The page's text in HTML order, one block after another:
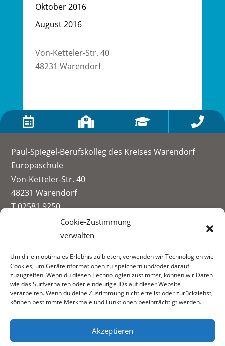
Cookie-Zustimmung
verwalten
Um dir ein optimales Erlebnis zu bieten, verwenden wir Technologien wie
Cookies, um Geräteinformationen zu speichern und/oder darauf
zuzugreifen. Wenn du diesen Technologien zustimmst, können wir Daten
wie das Surfverhalten oder eindeutige IDs auf dieser Website
verarbeiten. Wenn du deine Zustimmung nicht erteilst oder zurückziehst,
können bestimmte Merkmale und Funktionen beeinträchtigt werden.
Akzeptieren
Oktober 2016
August 2016
Von-Ketteler-Str. 40
48231 Warendorf
   
Paul-Spiegel-Berufskolleg des Kreises Warendorf
Europaschule
Von-Ketteler-Str. 40
48231 Warendorf
T 02581 9250
info@paul-spiegel-berufskolleg.eu
Datenschutzerklärung
Informationen zur Datenerhebung
Fachbereiche: